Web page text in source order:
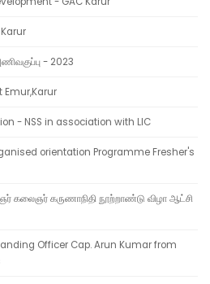
- 2023
Emur,Karur
- NSS in association with LIC
orientation Programme Fresher's
கலைஞர் கருணாநிதி நூற்றாண்டு விழா ஆட்சி
Officer Cap. Arun Kumar from